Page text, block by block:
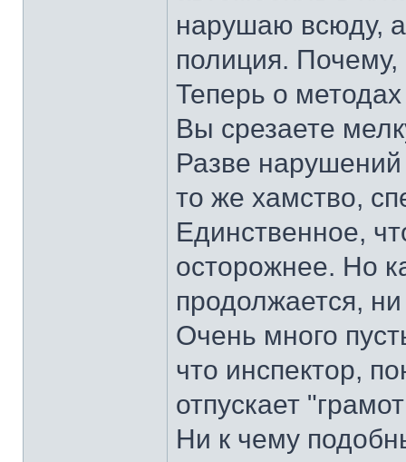
нарушаю всюду, а
полиция.
Теперь о
Вы срезаете
Разве
то же хамство,
Единственное,
осторожнее. Но
продолжается,
Очень много
что инспектор,
отпускает
Ни к чему